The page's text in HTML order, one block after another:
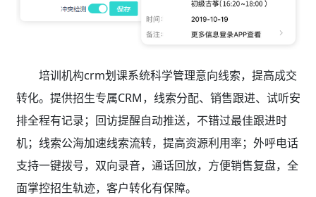
培训机构crm划课系统科学管理意向线索，提高成交
转化。提供招生专属CRM，线索分配、销售跟进、试听安
排全程有记录；回访提醒自动推送，不错过最佳跟进时
机；线索公海加速线索流转，提高资源利用率；外呼电话
支持一键拨号，双向录音，通话回放，方便销售复盘，全
面掌控招生轨迹，客户转化有保障。